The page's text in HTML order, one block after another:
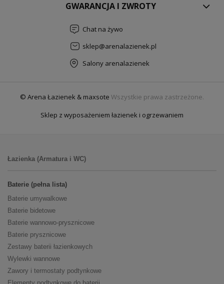
GWARANCJA I ZWROTY
Chat na żywo
sklep@arenalazienek.pl
Salony arenalazienek
© Arena Łazienek & maxsote Wszystkie prawa zastrzeżone.
Sklep z wyposażeniem łazienek i ogrzewaniem
Łazienka (Armatura i WC)
Baterie (pełna lista)
Baterie umywalkowe
Baterie bidetowe
Baterie wannowo-prysznicowe
Baterie prysznicowe
Zestawy baterii łazienkowych
Wylewki wannowe
Zawory i termostaty podtynkowe